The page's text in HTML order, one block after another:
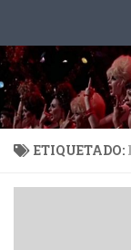
ETIQUETADO: